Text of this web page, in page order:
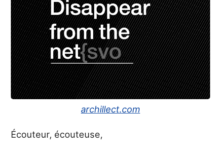
archillect.com
Écouteur, écouteuse,